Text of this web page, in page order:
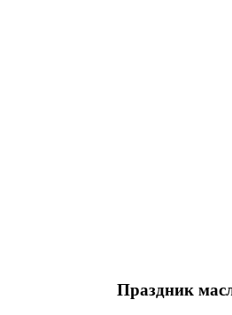
Праздник